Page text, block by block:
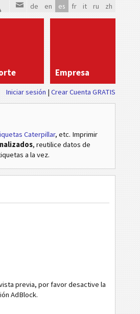
de en es fr it ru zh
Empresa
Iniciar sesión Crear Cuenta GRATIS
Caterpillar, etc. Imprimir
, reutilice datos de
a la vez.
previa, por favor desactive la
AdBlock.